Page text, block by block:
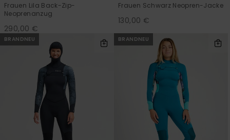
Frauen Lila Back-Zip-
Neoprenanzug
290,00 €
Frauen Schwarz Neopren-Jacke
130,00 €
BRANDNEU BRANDNEU